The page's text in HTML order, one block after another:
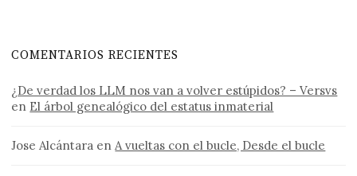
COMENTARIOS RECIENTES
¿De verdad los LLM nos van a volver estúpidos? – Versvs
en El árbol genealógico del estatus inmaterial
Jose Alcántara enA vueltas con el bucle, Desde el bucle